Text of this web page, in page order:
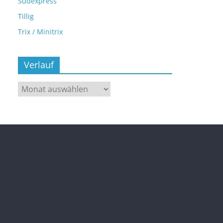
Tillig
Trix / Minitrix
Verlauf